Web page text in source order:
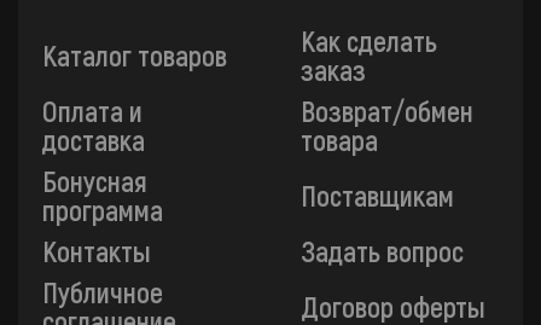
Каталог товаров
Как сделать
заказ
Оплата и
доставка
Возврат/обмен
товара
Бонусная
программа
Поставщикам
Контакты
Задать вопрос
Публичное
Договор оферты